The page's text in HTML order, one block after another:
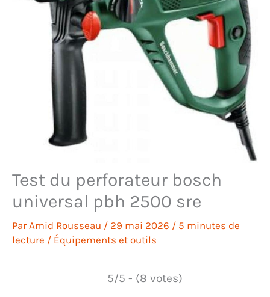
Test du perforateur bosch
universal pbh 2500 sre
Par Amid Rousseau / 29 mai 2026 / 5 minutes de
lecture / Équipements et outils
5/5 - (8 votes)